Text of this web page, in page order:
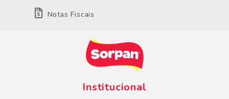
Notas Fiscais
Institucional